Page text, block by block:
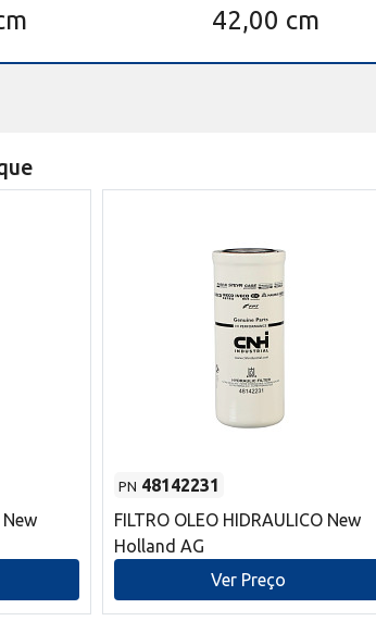
42,00 cm
PN 48142231
FILTRO OLEO HIDRAULICO New
Holland AG
Ver Preço